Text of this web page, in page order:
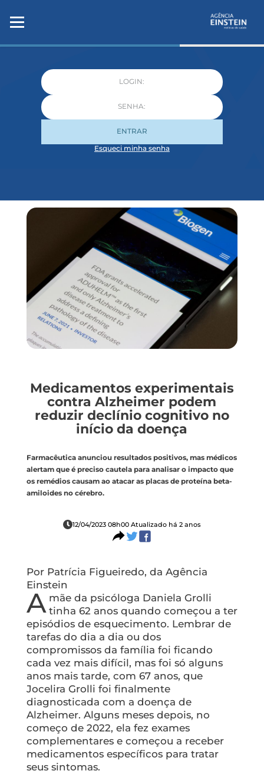
ENTRAR
Esqueci minha senha
Medicamentos experimentais
contra Alzheimer podem
reduzir declínio cognitivo no
início da doença
Farmacêutica anunciou resultados positivos, mas médicos
alertam que é preciso cautela para analisar o impacto que
os remédios causam ao atacar as placas de proteína beta-
amiloides no cérebro.
12/04/2023 08h00 Atualizado há 2 anos
Por Patrícia Figueiredo, da Agência
Einstein
A mãe da psicóloga Daniela Grolli
tinha 62 anos quando começou a ter
episódios de esquecimento. Lembrar de
tarefas do dia a dia ou dos
compromissos da família foi ficando
cada vez mais difícil, mas foi só alguns
anos mais tarde, com 67 anos, que
Jocelira Grolli foi finalmente
diagnosticada com a doença de
Alzheimer. Alguns meses depois, no
começo de 2022, ela fez exames
complementares e começou a receber
medicamentos específicos para tratar
seus sintomas.